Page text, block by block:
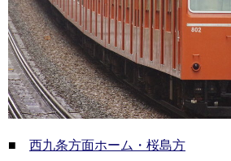
■ 西九条方面ホーム・桜島方